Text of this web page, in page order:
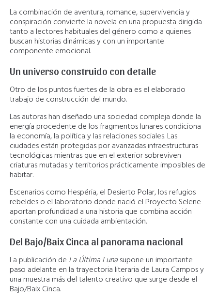
La combinación de aventura, romance, supervivencia y
conspiración convierte la novela en una propuesta dirigida
tanto a lectores habituales del género como a quienes
buscan historias dinámicas y con un importante
componente emocional.
Un universo construido con detalle
Otro de los puntos fuertes de la obra es el elaborado
trabajo de construcción del mundo.
Las autoras han diseñado una sociedad compleja donde la
energía procedente de los fragmentos lunares condiciona
la economía, la política y las relaciones sociales. Las
ciudades están protegidas por avanzadas infraestructuras
tecnológicas mientras que en el exterior sobreviven
criaturas mutadas y territorios prácticamente imposibles de
habitar.
Escenarios como Hespéria, el Desierto Polar, los refugios
rebeldes o el laboratorio donde nació el Proyecto Selene
aportan profundidad a una historia que combina acción
constante con una cuidada ambientación.
Del Bajo/Baix Cinca al panorama nacional
La publicación de La Última Lunasupone un importante
paso adelante en la trayectoria literaria de Laura Campos y
una muestra más del talento creativo que surge desde el
Bajo/Baix Cinca.